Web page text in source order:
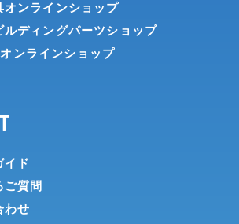
オンラインショップ
ルディングパーツショップ
ンラインショップ
イド
ご質問
わせ